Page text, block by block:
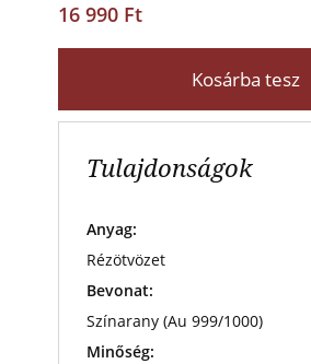
16 990 Ft
Kosárba tesz
Tulajdonságok
Anyag:
Rézötvözet
Bevonat:
Színarany (Au 999/1000)
Minőség: